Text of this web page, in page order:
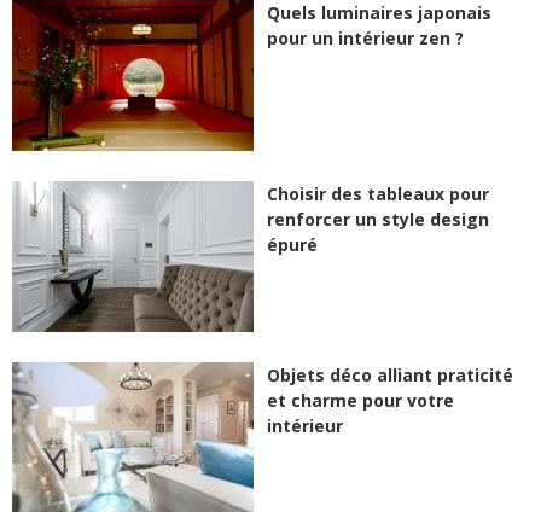
Quels luminaires japonais
pour un intérieur zen ?
Choisir des tableaux pour
renforcer un style design
épuré
Objets déco alliant praticité
et charme pour votre
intérieur